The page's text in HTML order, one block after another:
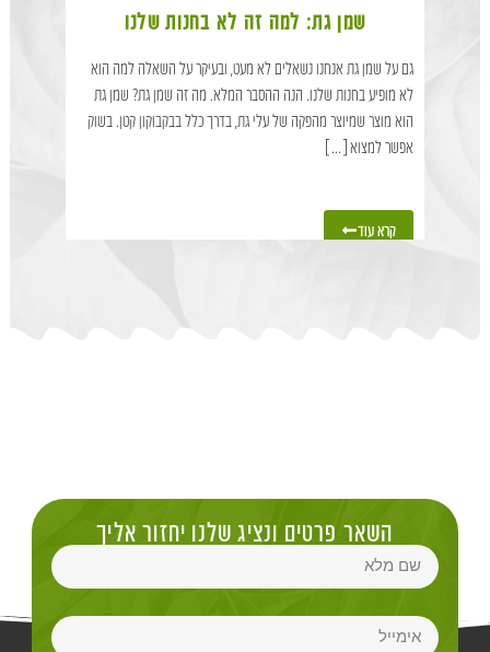
שמן גת: למה זה לא בחנות שלנו
גם על שמן גת אנחנו נשאלים לא מעט, ובעיקר על השאלה למה הוא
לא מופיע בחנות שלנו. הנה ההסבר המלא. מה זה שמן גת? שמן גת
הוא מוצר שמיוצר מהפקה של עלי גת, בדרך כלל בבקבוקון קטן. בשוק
אפשר למצוא[...]
קרא עוד
השאר פרטים ונציג שלנו יחזור אליך